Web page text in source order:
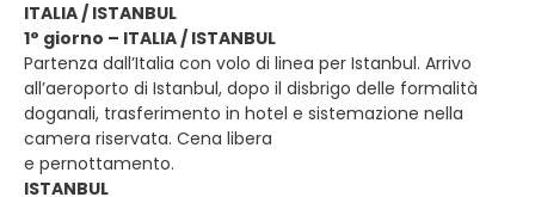
ITALIA / ISTANBUL
1° giorno – ITALIA / ISTANBUL
Partenza dall’Italia con volo di linea per Istanbul. Arrivo
all’aeroporto di Istanbul, dopo il disbrigo delle formalità
doganali, trasferimento in hotel e sistemazione nella
camera riservata. Cena libera
e pernottamento.
ISTANBUL